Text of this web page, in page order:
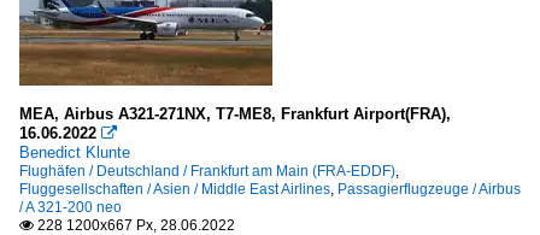
MEA, Airbus A321-271NX, T7-ME8, Frankfurt Airport(FRA),
16.06.2022 
Benedict Klunte
Flughäfen / Deutschland / Frankfurt am Main (FRA-EDDF),
Fluggesellschaften / Asien / Middle East Airlines, Passagierflugzeuge / Airbus
/ A 321-200 neo
 228 1200x667 Px, 28.06.2022